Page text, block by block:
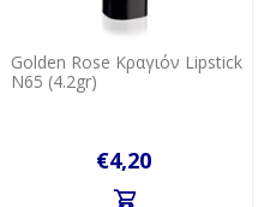
Golden Rose Κραγιόν Lipstick
N65 (4.2gr)
€4,20